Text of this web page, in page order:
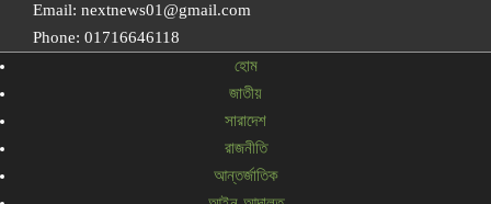
Email: nextnews01@gmail.com
Phone: 01716646118
হোম
জাতীয়
সারাদেশ
রাজনীতি
আন্তর্জাতিক